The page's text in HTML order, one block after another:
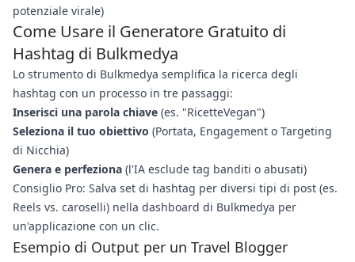
potenziale virale)
Come Usare il Generatore Gratuito di
Hashtag di Bulkmedya
Lo strumento di Bulkmedya semplifica la ricerca degli
hashtag con un processo in tre passaggi:
Inserisci una parola chiave (es. "RicetteVegan")
Seleziona il tuo obiettivo (Portata, Engagement o Targeting
di Nicchia)
Genera e perfeziona (l'IA esclude tag banditi o abusati)
Consiglio Pro: Salva set di hashtag per diversi tipi di post (es.
Reels vs. caroselli) nella dashboard di Bulkmedya per
un'applicazione con un clic.
Esempio di Output per un Travel Blogger